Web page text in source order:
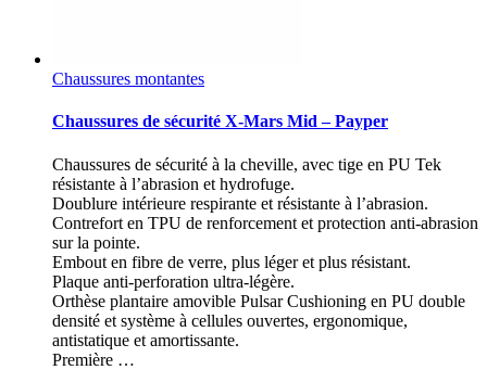
Chaussures montantes
Chaussures de sécurité X-Mars Mid – Payper
Chaussures de sécurité à la cheville, avec tige en PU Tek
résistante à l’abrasion et hydrofuge.
Doublure intérieure respirante et résistante à l’abrasion.
Contrefort en TPU de renforcement et protection anti-abrasion
sur la pointe.
Embout en fibre de verre, plus léger et plus résistant.
Plaque anti-perforation ultra-légère.
Orthèse plantaire amovible Pulsar Cushioning en PU double
densité et système à cellules ouvertes, ergonomique,
antistatique et amortissante.
Première …